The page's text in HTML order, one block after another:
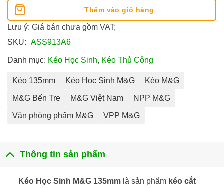
Thêm vào giỏ hàng
Lưu ý: Giá bán chưa gồm VAT;
SKU: ASS913A6
Danh mục: Kéo Học Sinh, Kéo Thủ Công
Kéo 135mm Kéo Học Sinh M&G Kéo M&G
M&G Bến Tre M&G Việt Nam NPP M&G
Văn phòng phẩm M&G VPP M&G
Thông tin sản phẩm
Kéo Học Sinh M&G 135mmlà sản phẩm kéo cắt